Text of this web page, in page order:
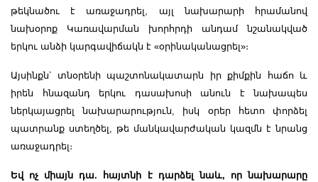
թեկնածու է առաջադրել, այլ նախարարի հրամանով
նախօրոք Կառավարման խորհրդի անդամ նշանակված
երկու անձի կարգավիճակն է «օրինականացրել»։
Այսինքն՝ տնօրենի պաշտոնակատարն իր քիմքին հաճո և
իրեն հնազանդ երկու դասախոսի անուն է նախապես
ներկայացրել նախարարություն, իսկ օրեր հետո փորձել
պատրանք ստեղծել, թե մանկավարժական կազմն է նրանց
առաջադրել։
Եվ ոչ միայն դա. հայտնի է դարձել նաև, որ նախարարը